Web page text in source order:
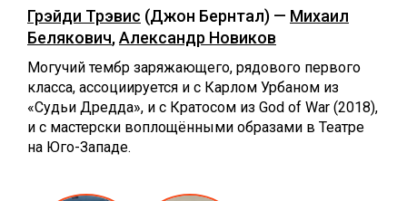
Грэйди Трэвис (Джон Бернтал) — Михаил
Белякович,Александр Новиков
Могучий тембр заряжающего, рядового первого
класса, ассоциируется и с Карлом Урбаном из
«Судьи Дредда», и с Кратосом из God of War (2018),
и с мастерски воплощёнными образами в Театре
на Юго-Западе.